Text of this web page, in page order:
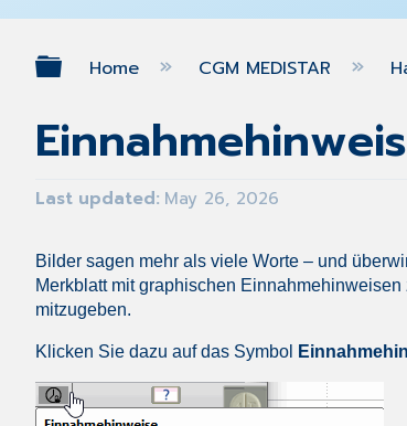
Expand/collapse global
Home CGM MEDISTAR
Last updated May 26, 2026
Bilder sagen mehr als viele Worte – und
Merkblatt mit graphischen
mitzugeben.
Klicken Sie dazu auf das Symbol